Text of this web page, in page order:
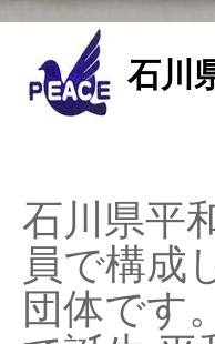
石川
石川県平
員で構成
団体です